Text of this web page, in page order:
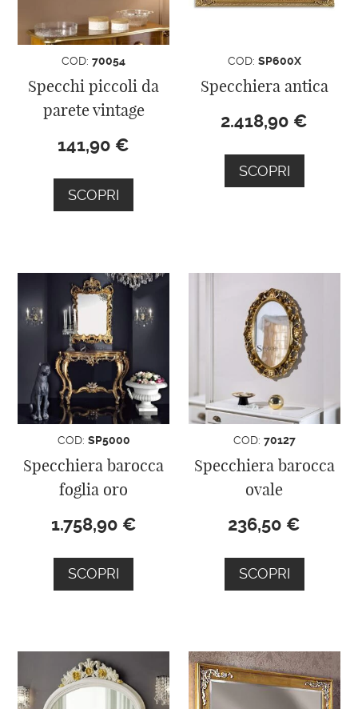
COD:70054
Specchi piccoli da
parete vintage
141,90 €
SCOPRI
COD: SP600X
Specchiera antica
2.418,90 €
SCOPRI
COD: SP5000
Specchiera barocca
foglia oro
1.758,90 €
SCOPRI
COD: 70127
Specchiera barocca
ovale
236,50 €
SCOPRI